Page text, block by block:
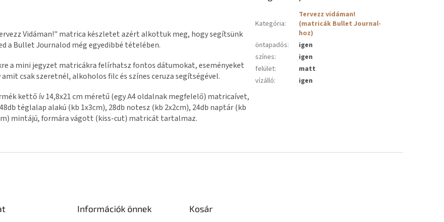
Vidáman!" matrica készletet azért alkottuk meg, hogy segítsünk
a Bullet Journalod még egyedibbé tételében.
a mini jegyzet matricákra felírhatsz fontos dátumokat, eseményeket
amit csak szeretnél, alkoholos filc és színes ceruza segítségével.
kettő ív 14,8x21 cm méretű (egy A4 oldalnak megfelelő) matricaívet,
téglalap alakú (kb 1x3cm), 28db notesz (kb 2x2cm), 24db naptár (kb
mintájú, formára vágott (kiss-cut) matricát tartalmaz.
Kategória:
Tervezz vidáman!
(matricák Bullet Journal-
hoz)
öntapadós:
igen
színes:
igen
felület:
matt
vízálló: igen
Információk önnek Kosár